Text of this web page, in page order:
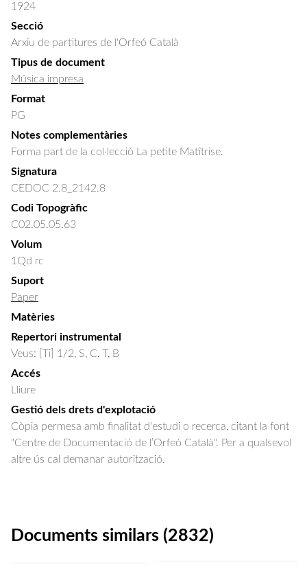
1924
Secció
Arxiu de partitures de l'Orfeó Català
Tipus de document
Música impresa
Format
PG
Notes complementàries
Forma part de la col·lecció La petite Matîtrise.
Signatura
CEDOC 2.8_2142.8
Codi Topogràfic
C02.05.05.63
Volum
1Qd rc
Suport
Paper
Matèries
Repertori instrumental
Veus: [Ti] 1/2, S, C, T, B
Accés
Lliure
Gestió dels drets d'explotació
Còpia permesa amb finalitat d'estudi o recerca, citant la font
"Centre de Documentació de l’Orfeó Català". Per a qualsevol
altre ús cal demanar autorització.
Documents similars (2832)